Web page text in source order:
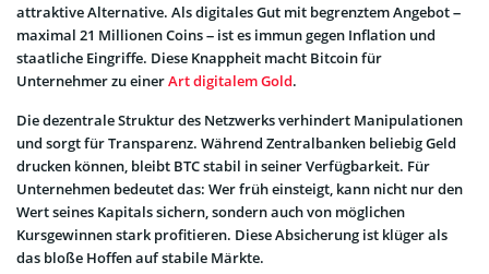
attraktive Alternative. Als digitales Gut mit begrenztem Angebot –
maximal 21 Millionen Coins – ist es immun gegen Inflation und
staatliche Eingriffe. Diese Knappheit macht Bitcoin für
Unternehmer zu einerArt digitalem Gold.
Die dezentrale Struktur des Netzwerks verhindert Manipulationen
und sorgt für Transparenz. Während Zentralbanken beliebig Geld
drucken können, bleibt BTC stabil in seiner Verfügbarkeit. Für
Unternehmen bedeutet das: Wer früh einsteigt, kann nicht nur den
Wert seines Kapitals sichern, sondern auch von möglichen
Kursgewinnen stark profitieren. Diese Absicherung ist klüger als
das bloße Hoffen auf stabile Märkte.